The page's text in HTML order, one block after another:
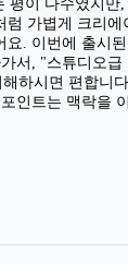
평이 다수였지만
럼 가볍게 크리에
요. 이번에 출시
서, "스튜디오
하시면 편합니
인트는 맥락을